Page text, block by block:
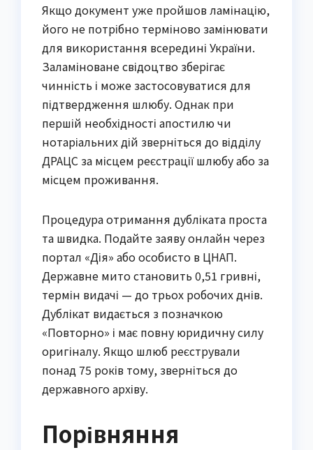
Якщо документ уже пройшов ламінацію,
його не потрібно терміново замінювати
для використання всередині України.
Заламіноване свідоцтво зберігає
чинність і може застосовуватися для
підтвердження шлюбу. Однак при
першій необхідності апостилю чи
нотаріальних дій зверніться до відділу
ДРАЦС за місцем реєстрації шлюбу або за
місцем проживання.
Процедура отримання дубліката проста
та швидка. Подайте заяву онлайн через
портал «Дія» або особисто в ЦНАП.
Державне мито становить 0,51 гривні,
термін видачі — до трьох робочих днів.
Дублікат видається з позначкою
«Повторно» і має повну юридичну силу
оригіналу. Якщо шлюб реєстрували
понад 75 років тому, зверніться до
державного архіву.
Порівняння